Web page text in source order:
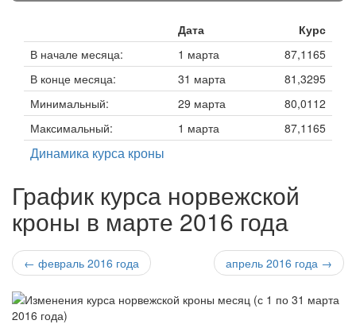
Дата
Курс
В начале месяца:
1 марта
87,1165
В конце месяца:
31 марта
81,3295
Минимальный:
29 марта
80,0112
Максимальный:
1 марта 87,1165
Динамика курса кроны
График курса норвежской
кроны в марте 2016 года
← февраль 2016 года апрель 2016 года →